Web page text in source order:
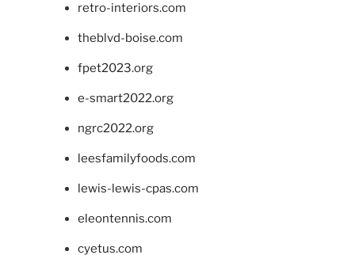
retro-interiors.com
theblvd-boise.com
fpet2023.org
e-smart2022.org
ngrc2022.org
leesfamilyfoods.com
lewis-lewis-cpas.com
eleontennis.com
cyetus.com